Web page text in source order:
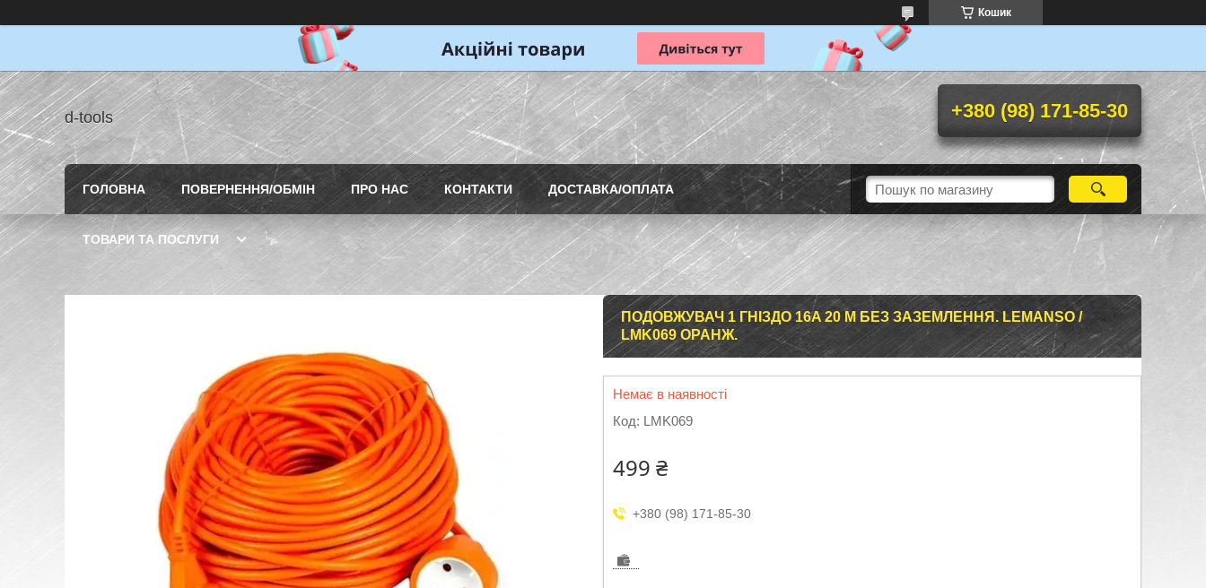
Кошик
d-tools +380 (98) 171-85-30
ГОЛОВНА ПОВЕРНЕННЯ/ОБМІН ПРО НАС КОНТАКТИ ДОСТАВКА/ОПЛАТА
ТОВАРИ ТА ПОСЛУГИ
ПОДОВЖУВАЧ 1 ГНІЗДО 16A 20 М БЕЗ ЗАЗЕМЛЕННЯ. LEMANSO /
LMK069 ОРАНЖ.
Немає в наявності
Код: LMK069
499 ₴
+380 (98) 171-85-30